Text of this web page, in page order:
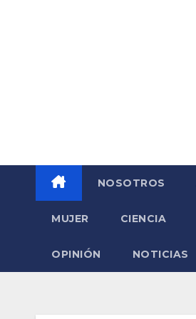
NOSOTROS
MUJER CIENCIA
OPINIÓN NOTICIAS